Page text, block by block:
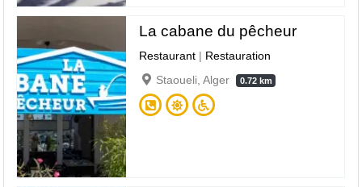
La cabane du pêcheur
Restaurant | Restauration
Staoueli, Alger
0.72 km